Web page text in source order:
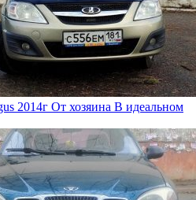
2014г От хозяина В идеальном